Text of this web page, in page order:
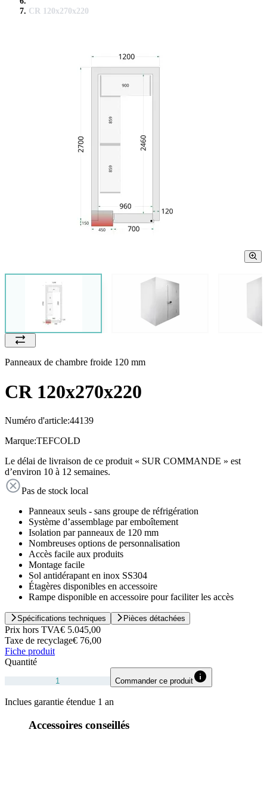
CR 120x270x220
Panneaux de chambre froide 120 mm
CR 120x270x220
Numéro d'article:44139
Marque:TEFCOLD
Le délai de livraison de ce produit « SUR COMMANDE » est
d’environ 10 à 12 semaines.
Pas de stock local
Panneaux seuls - sans groupe de réfrigération
Système d’assemblage par emboîtement
Isolation par panneaux de 120 mm
Nombreuses options de personnalisation
Accès facile aux produits
Montage facile
Sol antidérapant en inox SS304
Étagères disponibles en accessoire
Rampe disponible en accessoire pour faciliter les accès
Spécifications techniques Pièces détachées
Prix hors TVA€ 5.045,00
Taxe de recyclage€ 76,00
Fiche produit
Quantité
Commander ce produit
Inclues garantie étendue 1 an
Accessoires conseillés